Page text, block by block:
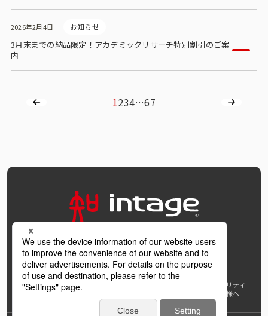
2026年2月4日 お知らせ
3月末までの納品限定！アカデミックリサーチ特別割引のご案
内
1234…67
個人情報保護方針および個人情報の取扱いについて
ウェブアクセシビリティ
AI利活用指針著作権・サイトリンク
報道機関の皆様へ
学び支援プロジェクトインテージホールディングス
Back to Top